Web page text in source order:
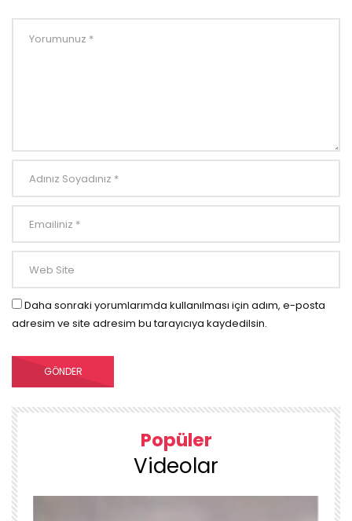
Daha sonraki yorumlarımda kullanılması için adım, e-posta
adresim ve site adresim bu tarayıcıya kaydedilsin.
Popüler
Videolar